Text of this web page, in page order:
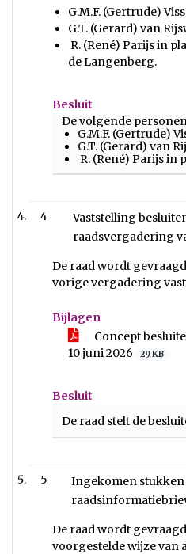
G.M.F. (Gertrude)
G.T. (Gerard) van
R. (René) Parijs in
de Langenberg.
Besluit
De volgende
G.M.F. (Gertrude)
G.T. (Gerard) van
R. (René) Parijs in
4
Vaststelling
raadsvergadering
De raad wordt
vorige vergadering
Bijlagen
Concept
10 juni 2026
29 KB
Besluit
De raad stelt de
5
Ingekomen
De raad wordt
voorgestelde wijze van